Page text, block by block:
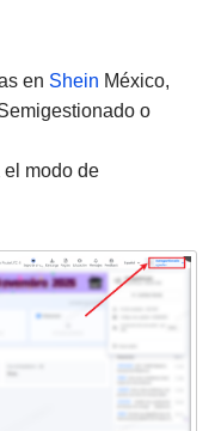
en Shein México,
o
el modo de